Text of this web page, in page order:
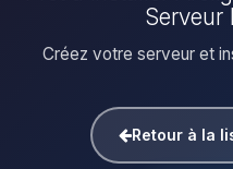
Serveur
Créez votre serveur et
Retour à la